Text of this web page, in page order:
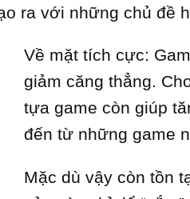
ra với những chủ đề
Về mặt tích cực:
giảm căng thẳng.
tựa game còn giúp
đến từ những game
Mặc dù vậy còn tồn